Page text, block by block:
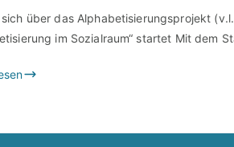
sich über das Alphabetisierungsprojekt
im Sozialraum“ startet Mit dem